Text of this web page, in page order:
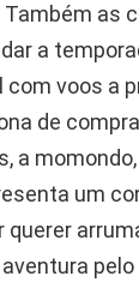
as
a
voos a
de
a
um
querer
pelo